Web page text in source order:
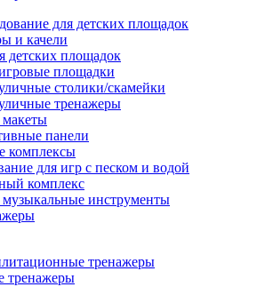
для детских площадок
и качели
детских площадок
площадки
столики/скамейки
тренажеры
панели
комплексы
для игр с песком и водой
комплекс
инструменты
тренажеры
тренажеры